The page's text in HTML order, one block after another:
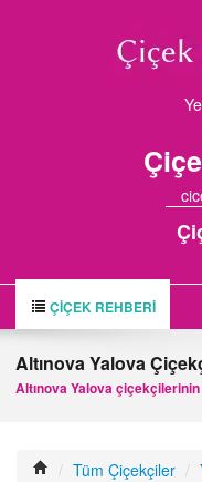
ÇIÇEK REHBERI
ÇİÇEKÇİLER
FİRMA BAŞVURUSU
Altınova Yalova
Altınova Yalova
/ Tüm Çiçekçiler /